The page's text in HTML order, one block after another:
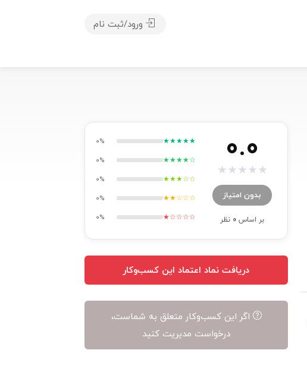
ورود/ثبت نام
0.0
★
★
★
★
★
بدون امتیاز
بر اساس0 نظر
★★★★★
0%
★★★★☆
0%
★★★☆☆
0%
★★☆☆☆
0%
★☆☆☆☆
0%
دریافت نماد اعتماد این کسب‌وکار
اگر این کسب‌وکار متعلق به شماست،
درخواست مدیریت کنید